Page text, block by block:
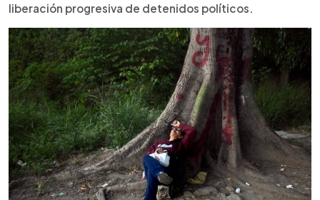
liberación progresiva de detenidos políticos.